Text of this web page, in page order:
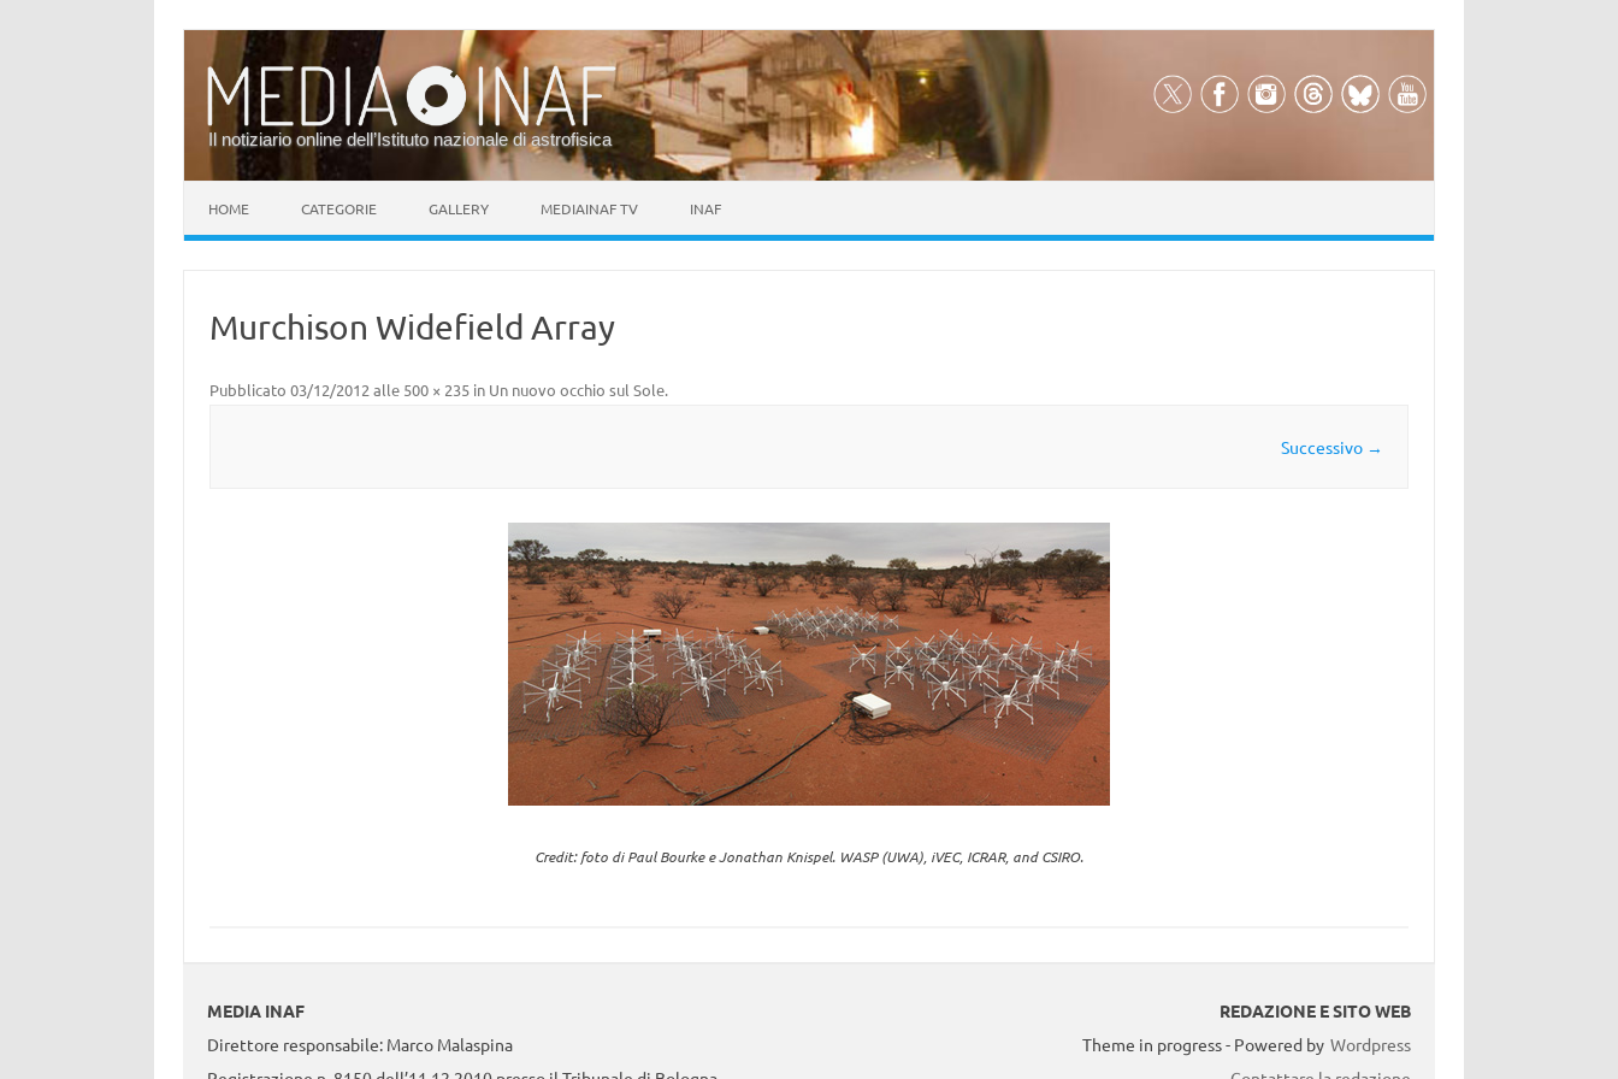
Il notiziario online dell’Istituto nazionale di astrofisica
HOME CATEGORIE GALLERY MEDIAINAF TV INAF
Murchison Widefield Array
Pubblicato 03/12/2012 alle 500 × 235in Un nuovo occhio sul Sole.
Successivo →
Credit: foto di Paul Bourke e Jonathan Knispel. WASP (UWA), iVEC, ICRAR, and CSIRO.
MEDIA INAF
Direttore responsabile: Marco Malaspina
REDAZIONE E SITO WEB
Theme in progress - Powered by Wordpress